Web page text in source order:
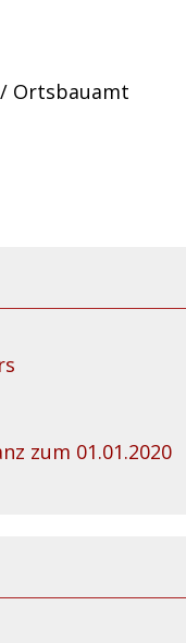
Ortsbauamt
zum 01.01.2020